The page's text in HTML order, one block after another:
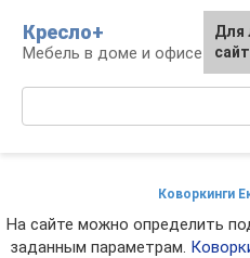
контенту
Кресло+
Мебель в доме и офисе
Коворкинги
На сайте можно определить
заданным параметрам.
Для